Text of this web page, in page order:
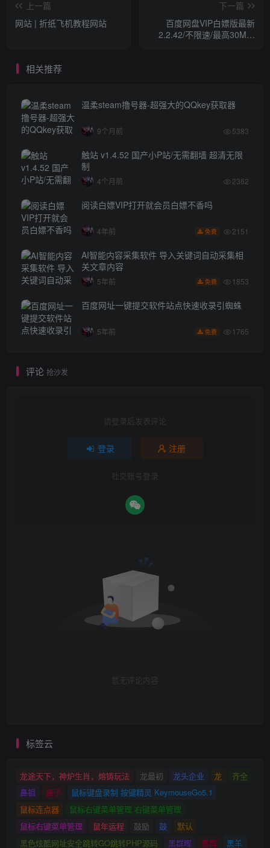
上一篇
网站 | 折纸飞机教程网站
下一篇
百度网盘VIP白嫖版最新
2.2.42/不限速/最高30M一
相关推荐
温柔steam撸号器-超强大的QQkey获取器
9个月前 5383
触站 v1.4.52 国产小P站/无需翻墙 超清无限
制
4个月前 2362
阅读白嫖VIP打开就会员白嫖不香吗
4年前 免费 2151
AI智能内容采集软件 导入关键词自动采集相
关文章内容
5年前 免费 1853
百度网址一键提交软件站点快速收录引蜘蛛
5年前 免费 1765
评论 抢沙发
请登录后发表评论
登录 注册
社交账号登录
暂无评论内容
标签云
龙途天下，神炉生肖，熔铸玩法 龙最初 龙头企业 龙
齐全
鼻祖
鼻子
鼠标键盘录制 按键精灵 KeymouseGo5.1
鼠标连点器
鼠标右键菜单管理 右键菜单管理
鼠标右键菜单管理
鼠年运程 鼓励 鼓
默认
黑色炫酷网址安全跳转GO跳转PHP源码
黑群晖 黑群 黑羊